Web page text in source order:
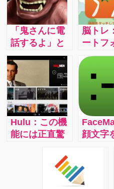
「鬼さんに電
話するよ」と
いうだけで、
いう事を素直
に聞くように
なる！泣く子
も黙る『鬼か
ら電話』
脳トレ
ートフ
も『脳
レ』！
項目で
及びト
ングが
操作も
空いた
楽しめ
Hulu：この機
能には正直驚
iPad・AppleT
Ｖ、ノートPC
顔文字